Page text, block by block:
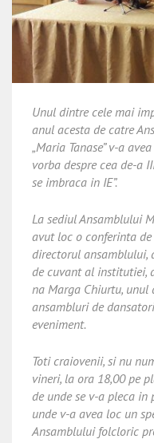
Unul dintre cele mai
anul acesta de catre
„Maria Tanase” v-a
vorba despre cea de-a
se imbraca in IE”.
La sediul Ansamblului
avut loc o conferinta
directorul ansamblului,
de cuvant al institutiei,
na Marga Chiurtu,
ansambluri de
eveniment.
Toti craiovenii, si nu
vineri, la ora 18,00 pe
de unde se v-a pleca
unde v-a avea loc un
Ansamblului folcloric